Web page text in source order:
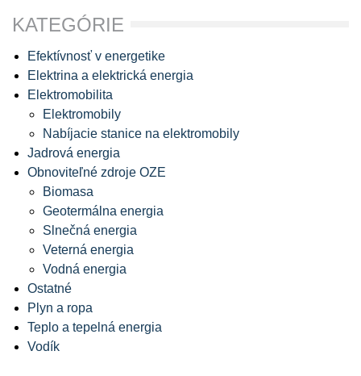
KATEGÓRIE
Efektívnosť v energetike
Elektrina a elektrická energia
Elektromobilita
Elektromobily
Nabíjacie stanice na elektromobily
Jadrová energia
Obnoviteľné zdroje OZE
Biomasa
Geotermálna energia
Slnečná energia
Veterná energia
Vodná energia
Ostatné
Plyn a ropa
Teplo a tepelná energia
Vodík